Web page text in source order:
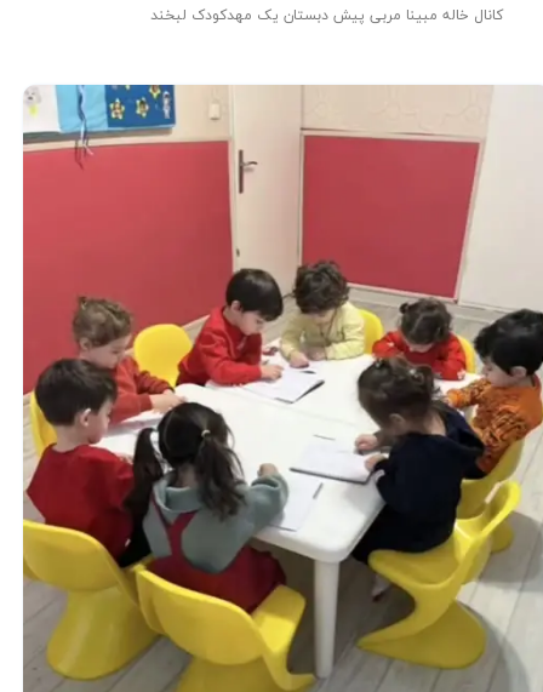
کانال خاله مبینا مربی پیش دبستان یک مهدکودک لبخند